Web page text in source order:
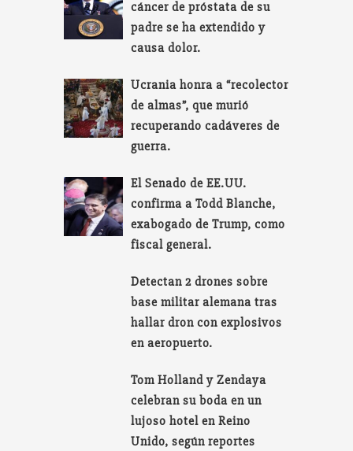
cáncer de próstata de su
padre se ha extendido y
causa dolor.
Ucrania honra a “recolector
de almas”, que murió
recuperando cadáveres de
guerra.
El Senado de EE.UU.
confirma a Todd Blanche,
exabogado de Trump, como
fiscal general.
Detectan 2 drones sobre
base militar alemana tras
hallar dron con explosivos
en aeropuerto.
Tom Holland y Zendaya
celebran su boda en un
lujoso hotel en Reino
Unido, según reportes